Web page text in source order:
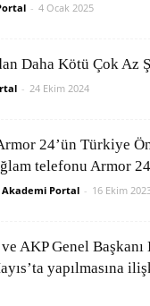
- 4 Ocak 2025
Daha Kötü Çok Az
- 24 Ekim 2024
24’ün Türkiye Ön
telefonu Armor
Akademi Portal - 16 Ekim
AKP Genel Başkanı
yapılmasına